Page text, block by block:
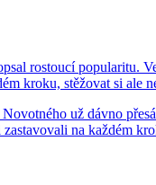
rostoucí popularitu.
kroku, stěžovat si ale
už dávno
na každém